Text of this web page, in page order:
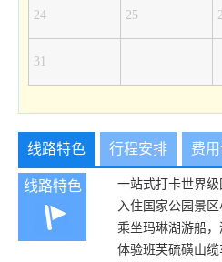
24 25
31
线路特色 行程安排 费
线路特色
一站式打卡世界
入住国家公园景
乘坐玛琳湖游船
体验班芙硫磺山